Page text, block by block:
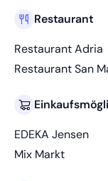
Restaurant
Restaurant Adria
Restaurant San
EDEKA Jensen
Mix Markt